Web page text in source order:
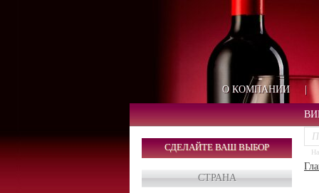
О КОМПАНИИ |
СДЕЛАЙТЕ ВАШ ВЫБОР
СТРАНА